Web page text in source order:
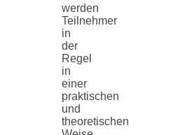
werden
Teilnehmer
in
der
Regel
in
einer
praktischen
und
theoretischen